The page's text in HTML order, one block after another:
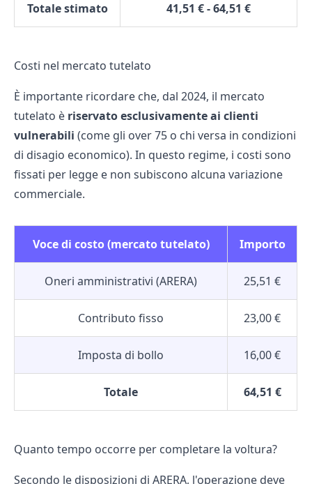
Totale stimato 41,51 € - 64,51 €
Costi nel mercato tutelato
È importante ricordare che, dal 2024, il mercato
tutelato è riservato esclusivamente ai clienti
vulnerabili (come gli over 75 o chi versa in condizioni
di disagio economico). In questo regime, i costi sono
fissati per legge e non subiscono alcuna variazione
commerciale.
Voce di costo (mercato tutelato) Importo
Oneri amministrativi (ARERA) 25,51 €
Contributo fisso 23,00 €
Imposta di bollo 16,00 €
Totale 64,51 €
Quanto tempo occorre per completare la voltura?
Secondo le disposizioni di ARERA, l'operazione deve